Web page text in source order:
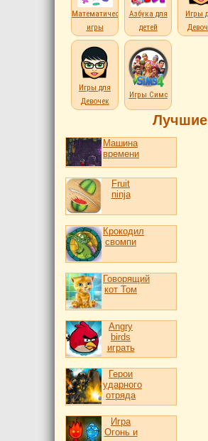
Математические
игры
Азбука для
детей
Игры
Игры для
Девочек
Игры Симс
Машина
времени
Fruit
ninja
Крокодил
свомпи
Говорящий
кот Том
Angry
birds
играть
Герои
ударного
отряда
Игра
Огонь и